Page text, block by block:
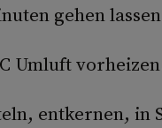
gehen
Umluft
entkernen, in